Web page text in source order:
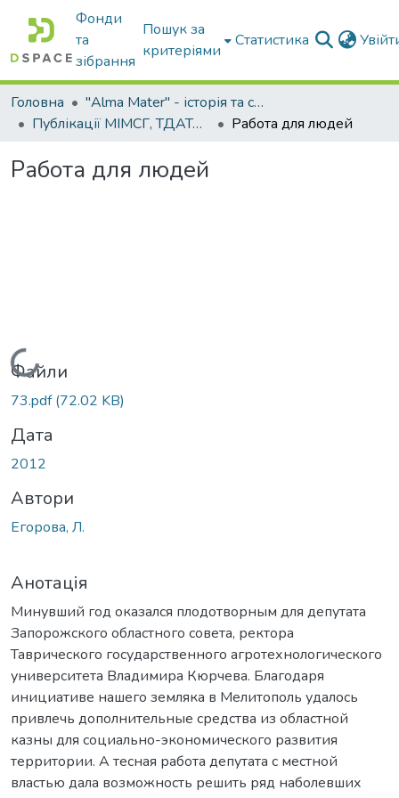
Фонди
та
зібрання
Пошук за
критеріями
Статистика
Головна
"Alma Mater" - історія та сьогодення Університету
Публікації МІМСГ, ТДАТА, ТДАТУ
Работа для людей
Работа для людей
Вантажиться...
Файли
73.pdf(72.02 KB)
Дата
2012
Автори
Егорова, Л.
Анотація
Минувший год оказался плодотворным для депутата
Запорожского областного совета, ректора
Таврического государственного агротехнологического
университета Владимира Кюрчева. Благодаря
инициативе нашего земляка в Мелитополь удалось
привлечь дополнительные средства из областной
казны для социально-экономического развития
территории. А тесная работа депутата с местной
властью дала возможность решить ряд наболевших